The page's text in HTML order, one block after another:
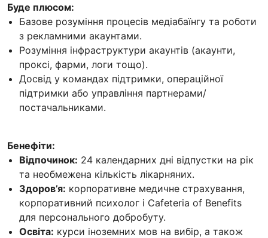
Буде плюсом:
Базове розуміння процесів медіабаїнгу та роботи
з рекламними акаунтами.
Розуміння інфраструктури акаунтів (акаунти,
проксі, фарми, логи тощо).
Досвід у командах підтримки, операційної
підтримки або управління партнерами/
постачальниками.
Бенефіти:
Відпочинок: 24 календарних дні відпустки на рік
та необмежена кількість лікарняних.
Здоров’я: корпоративне медичне страхування,
корпоративний психолог і Cafeteria of Benefits
для персонального добробуту.
Освіта: курси іноземних мов на вибір, а також